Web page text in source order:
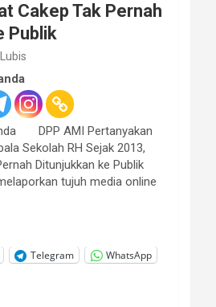
Cakep Tak Pernah
Publik
DPP AMI Pertanyakan
Sekolah RH Sejak 2013,
Ditunjukkan ke Publik
tujuh media online
Telegram WhatsApp